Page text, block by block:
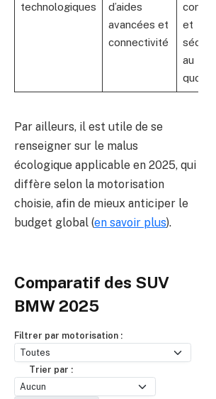
technologiques
d’aides
avancées et
connectivité
confort
et
au
Par ailleurs, il est utile de se
renseigner sur le malus
écologique applicable en 2025, qui
diffère selon la motorisation
choisie, afin de mieux anticiper le
budget global (en savoir plus).
Comparatif des SUV
BMW 2025
Filtrer par motorisation :
Trier par :